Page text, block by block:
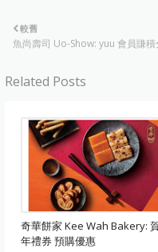
較舊
魚尚壽司 Uo-Show: yuu 會員賺積
Related Posts
奇華餅家 Kee Wah Bakery:
年禮券 預購優惠